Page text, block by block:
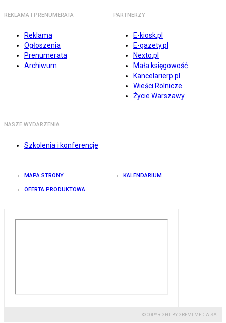
REKLAMA I PRENUMERATA
Reklama
Ogłoszenia
Prenumerata
Archiwum
PARTNERZY
E-kiosk.pl
E-gazety.pl
Nexto.pl
Mała księgowość
Kancelarierp.pl
Wieści Rolnicze
Życie Warszawy
NASZE WYDARZENIA
Szkolenia i konferencje
MAPA STRONY KALENDARIUM
OFERTA PRODUKTOWA
© COPYRIGHT BY GREMI MEDIA SA